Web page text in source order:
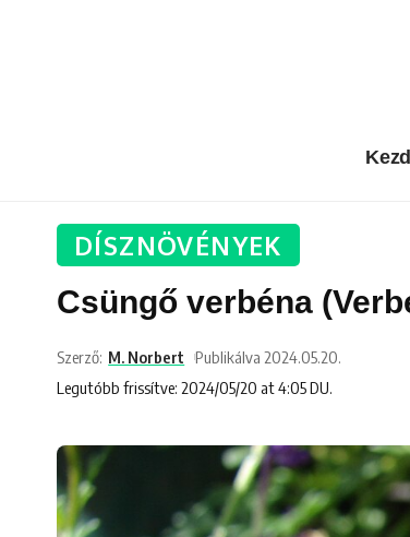
DÍSZNÖVÉNYEK
Csüngő verbéna
Legutóbb frissítve: 2024/05/20 at 4:05 DU.
Szerző: M. Norbert Publikálva 2024.05.20.